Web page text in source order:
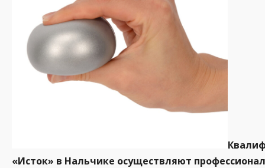
«Исток» в Нальчике осуществляют